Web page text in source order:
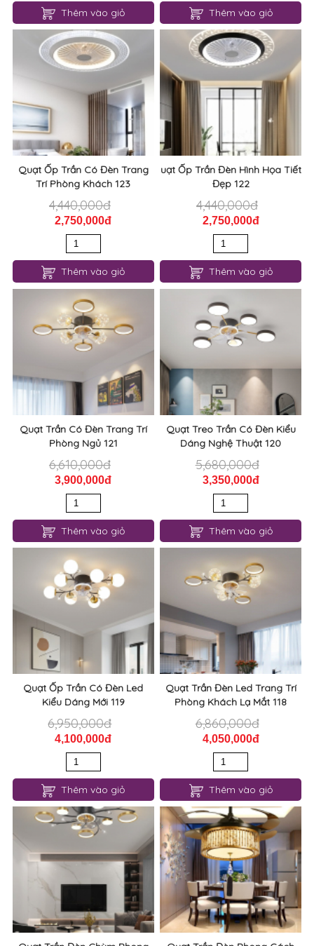
Thêm vào giỏ Thêm vào giỏ
Quạt Ốp Trần Có Đèn Trang
Trí Phòng Khách 123
4,440,000đ
2,750,000đ
Thêm vào giỏ
uạt Ốp Trần Đèn Hình Họa Tiết
Đẹp 122
4,440,000đ
2,750,000đ
Thêm vào giỏ
Quạt Trần Có Đèn Trang Trí
Phòng Ngủ 121
6,610,000đ
3,900,000đ
Thêm vào giỏ
Quạt Treo Trần Có Đèn Kiểu
Dáng Nghệ Thuật 120
5,680,000đ
3,350,000đ
Thêm vào giỏ
Quạt Ốp Trần Có Đèn Led
Kiểu Dáng Mới 119
6,950,000đ
4,100,000đ
Thêm vào giỏ
Quạt Trần Đèn Led Trang Trí
Phòng Khách Lạ Mắt 118
6,860,000đ
4,050,000đ
Thêm vào giỏ
Quạt Trần Đèn Chùm Phong
Quạt Trần Đèn Phong Cách